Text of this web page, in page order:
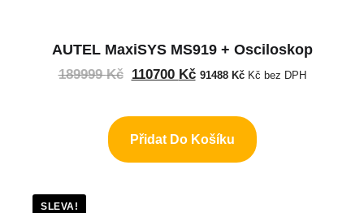
AUTEL MaxiSYS MS919 + Osciloskop
189999Kč 110700 Kč 91488 KčKč bez DPH
Přidat Do Košíku
SLEVA!